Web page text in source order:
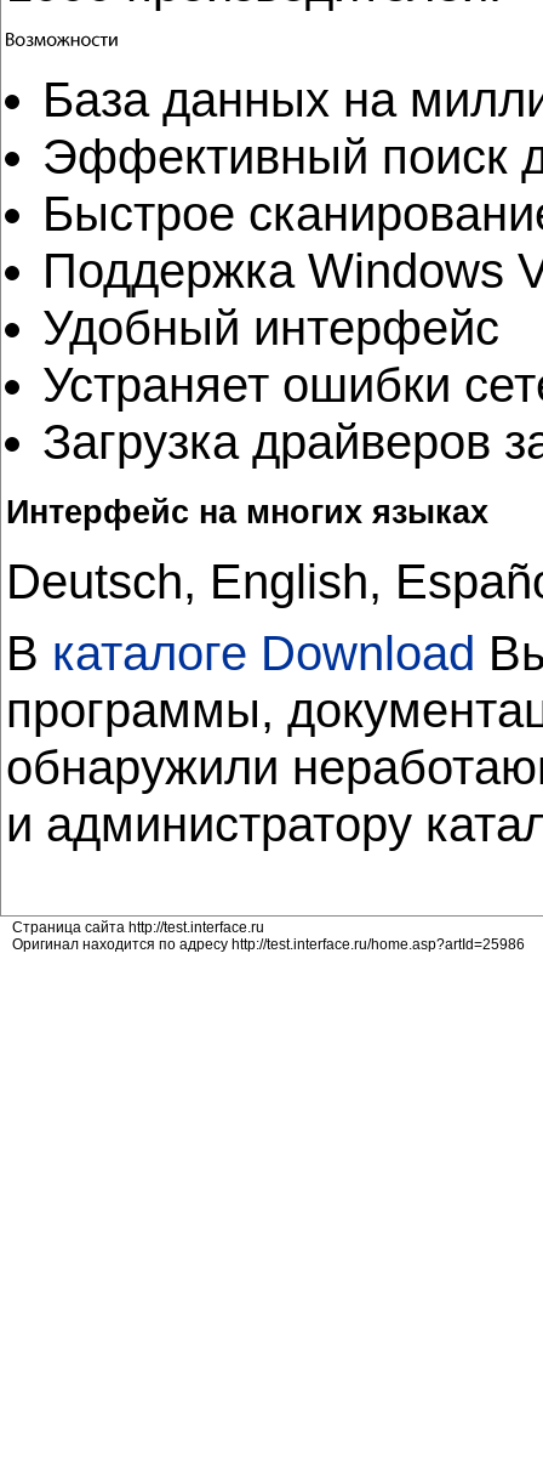
База данных на
Эффективный поиск
Быстрое
Поддержка Windows
Удобный интерфейс
Устраняет ошибки
Загрузка драйверов
Интерфейс на многих языках
Deutsch, English,
В каталоге Download
программы,
обнаружили
и администратору
Страница сайта http://test.interface.ru
Оригинал находится по адресу http://test.interface.ru/home.asp?artId=25986